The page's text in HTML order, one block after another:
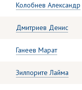
Колобнев Александр
Дмитриев Денис
Ганеев Марат
Зилпорите Лайма